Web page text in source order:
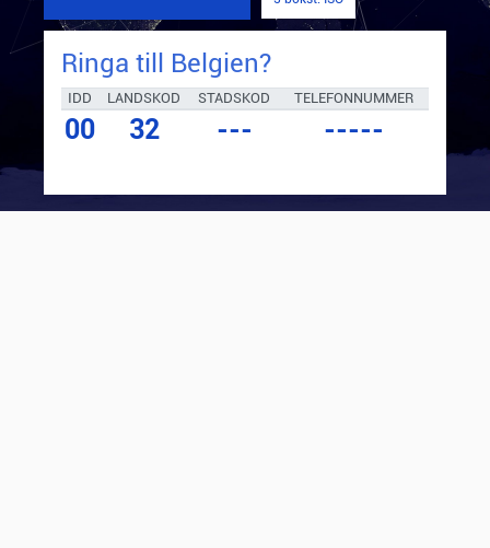
Ringa till Belgien?
IDD LANDSKOD STADSKOD TELEFONNUMMER
00 32 --- -----